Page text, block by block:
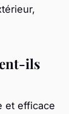
ils
et efficace